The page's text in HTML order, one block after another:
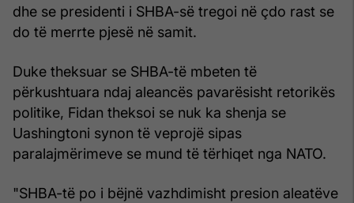
dhe se presidenti i SHBA-së tregoi në çdo rast se
do të merrte pjesë në samit.
Duke theksuar se SHBA-të mbeten të
përkushtuara ndaj aleancës pavarësisht retorikës
politike, Fidan theksoi se nuk ka shenja se
Uashingtoni synon të veprojë sipas
paralajmërimeve se mund të tërhiqet nga NATO.
"SHBA-të po i bëjnë vazhdimisht presion aleatëve